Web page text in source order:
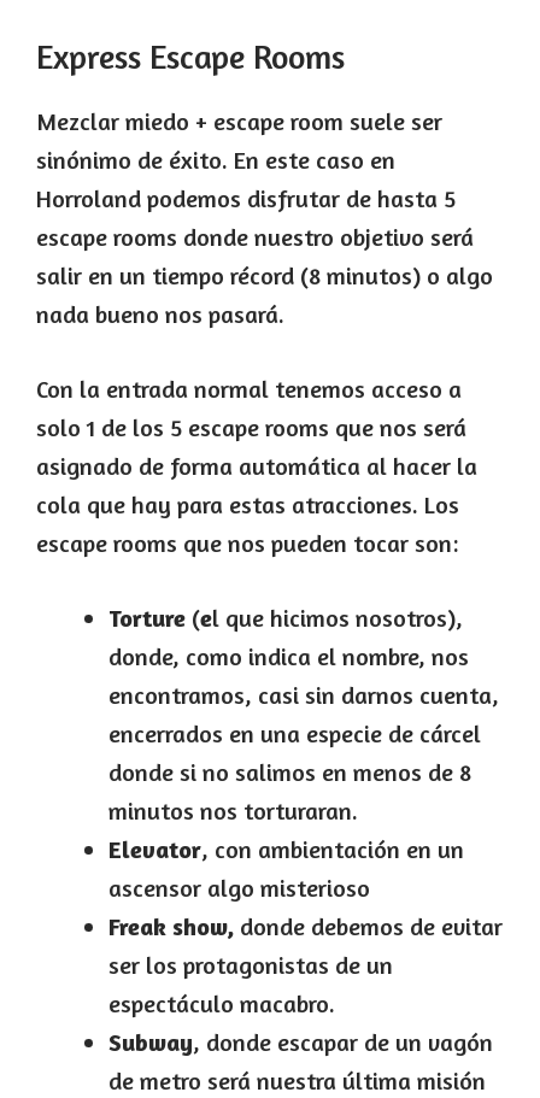
Express Escape Rooms
Mezclar miedo + escape room suele ser
sinónimo de éxito. En este caso en
Horroland podemos disfrutar de hasta 5
escape rooms donde nuestro objetivo será
salir en un tiempo récord (8 minutos) o algo
nada bueno nos pasará.
Con la entrada normal tenemos acceso a
solo 1 de los 5 escape rooms que nos será
asignado de forma automática al hacer la
cola que hay para estas atracciones. Los
escape rooms que nos pueden tocar son:
Torture (el que hicimos nosotros),
donde, como indica el nombre, nos
encontramos, casi sin darnos cuenta,
encerrados en una especie de cárcel
donde si no salimos en menos de 8
minutos nos torturaran.
Elevator, con ambientación en un
ascensor algo misterioso
Freak show, donde debemos de evitar
ser los protagonistas de un
espectáculo macabro.
Subway, donde escapar de un vagón
de metro será nuestra última misión